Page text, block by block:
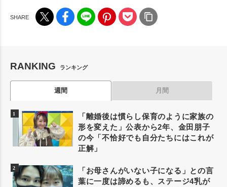
RANKING ランキング
週間 月間
「離婚後は慣らし保育のように家族の
形を変えた」公表から2年、金田朋子
の今「不恰好でも自分たちにはこれが
正解」
「お母さんがいない子になる」との言
葉に一度は諦めるも、ステージ4乳が